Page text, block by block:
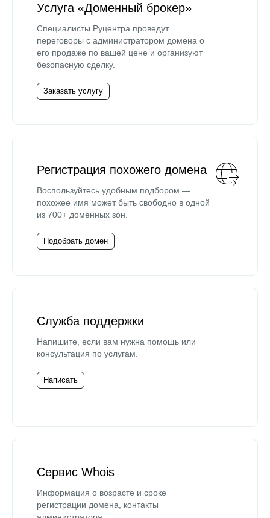
Услуга «Доменный брокер»
Специалисты Руцентра проведут
переговоры с администратором домена о
его продаже по вашей цене и организуют
безопасную сделку.
Заказать услугу
Регистрация похожего домена
Воспользуйтесь удобным подбором —
похожее имя может быть свободно в одной
из 700+ доменных зон.
Подобрать домен
Служба поддержки
Напишите, если вам нужна помощь или
консультация по услугам.
Написать
Сервис Whois
Информация о возрасте и сроке
регистрации домена, контакты